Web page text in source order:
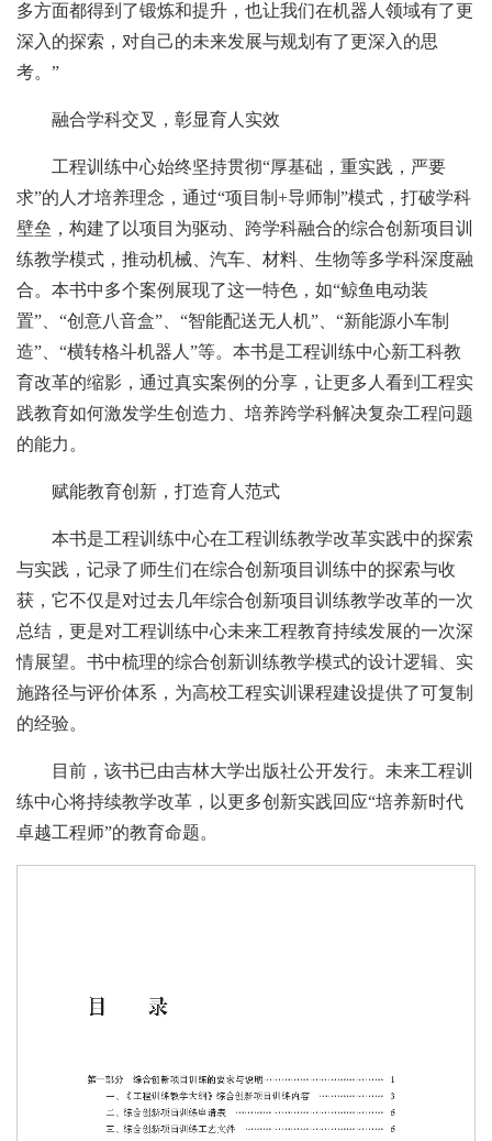
多方面都得到了锻炼和提升，也让我们在机器人领域有了更
深入的探索，对自己的未来发展与规划有了更深入的思
考。”
融合学科交叉，彰显育人实效
工程训练中心始终坚持贯彻“厚基础，重实践，严要
求”的人才培养理念，通过“项目制+导师制”模式，打破学科
壁垒，构建了以项目为驱动、跨学科融合的综合创新项目训
练教学模式，推动机械、汽车、材料、生物等多学科深度融
合。本书中多个案例展现了这一特色，如“鲸鱼电动装
置”、“创意八音盒”、“智能配送无人机”、“新能源小车制
造”、“横转格斗机器人”等。本书是工程训练中心新工科教
育改革的缩影，通过真实案例的分享，让更多人看到工程实
践教育如何激发学生创造力、培养跨学科解决复杂工程问题
的能力。
赋能教育创新，打造育人范式
本书是工程训练中心在工程训练教学改革实践中的探索
与实践，记录了师生们在综合创新项目训练中的探索与收
获，它不仅是对过去几年综合创新项目训练教学改革的一次
总结，更是对工程训练中心未来工程教育持续发展的一次深
情展望。书中梳理的综合创新训练教学模式的设计逻辑、实
施路径与评价体系，为高校工程实训课程建设提供了可复制
的经验。
目前，该书已由吉林大学出版社公开发行。未来工程训
练中心将持续教学改革，以更多创新实践回应“培养新时代
卓越工程师”的教育命题。